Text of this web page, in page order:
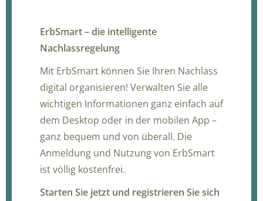
ErbSmart – die intelligente
Nachlassregelung
Mit ErbSmart können Sie Ihren Nachlass
digital organisieren! Verwalten Sie alle
wichtigen Informationen ganz einfach auf
dem Desktop oder in der mobilen App –
ganz bequem und von überall. Die
Anmeldung und Nutzung von ErbSmart
ist völlig kostenfrei.
Starten Sie jetzt und registrieren Sie sich